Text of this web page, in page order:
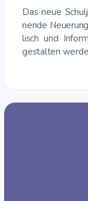
Das neue
nen­de
lisch und
gestal­ten